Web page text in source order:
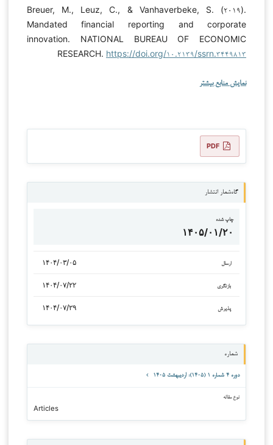
Breuer, M., Leuz, C., & Vanhaverbeke, S. (۲۰۱۹).
Mandated financial reporting and corporate
innovation. NATIONAL BUREAU OF ECONOMIC
RESEARCH. https://doi.org/۱۰.۲۱۳۹/ssrn.۳۴۴۹۸۱۳
نمایش منابع بیشتر
PDF
گاه‌شمار انتشار
چاپ شده
۱۴۰۵/۰۱/۲۰
ارسال ۱۴۰۴/۰۳/۰۵
بازنگری ۱۴۰۴/۰۷/۲۲
پذیرش ۱۴۰۴/۰۷/۲۹
شماره
دوره ۴ شماره ۱ (۱۴۰۵): اردیبهشت ۱۴۰۵
نوع مقاله
Articles